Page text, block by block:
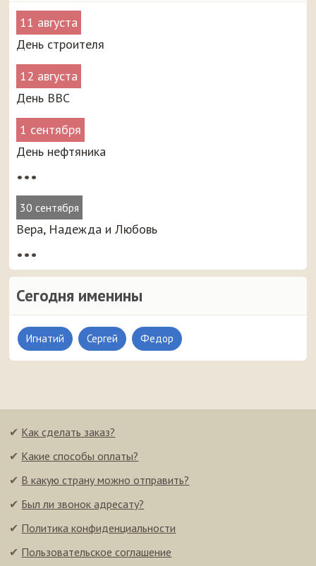
11 августа
День строителя
12 августа
День ВВС
1 сентября
День нефтяника
•••
30 сентября
Вера, Надежда и Любовь
•••
Сегодня именины
Игнатий Сергей Федор
✔ Как сделать заказ?
✔ Какие способы оплаты?
✔ В какую страну можно отправить?
✔ Был ли звонок адресату?
✔ Политика конфиденциальности
✔ Пользовательское соглашение